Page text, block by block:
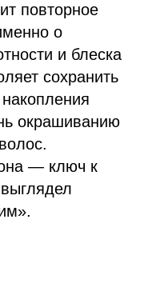
повторное
о
и блеска
сохранить
окрашиванию
— ключ к